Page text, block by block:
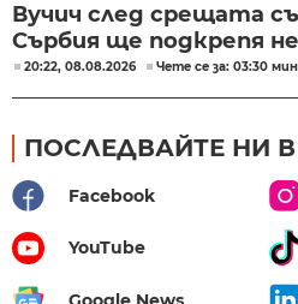
Вучич след срещата
Сърбия ще подкрепя
20:22, 08.08.2026 Чете се за: 03:30
ПОСЛЕДВАЙТЕ НИ В
Facebook
YouTube